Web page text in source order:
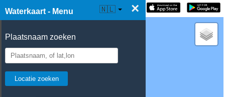
Waterkaart - Menu ×
Plaatsnaam zoeken
☰ Waterkaart Live 🇳🇱